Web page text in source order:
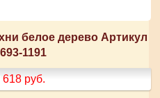
белое дерево Артикул
1191
618 руб.